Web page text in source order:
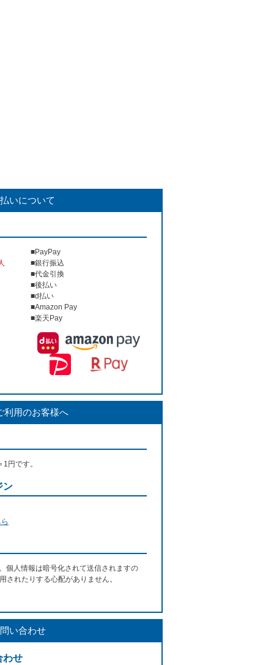
いについて
■PayPay
■銀行振込
■代金引換
■後払い
■d払い
■Amazon Pay
■楽天Pay
利用のお客様へ
円です。
ン
個人情報は暗号化されて送信されますの
されたりする心配がありません。
い合わせ
わせ